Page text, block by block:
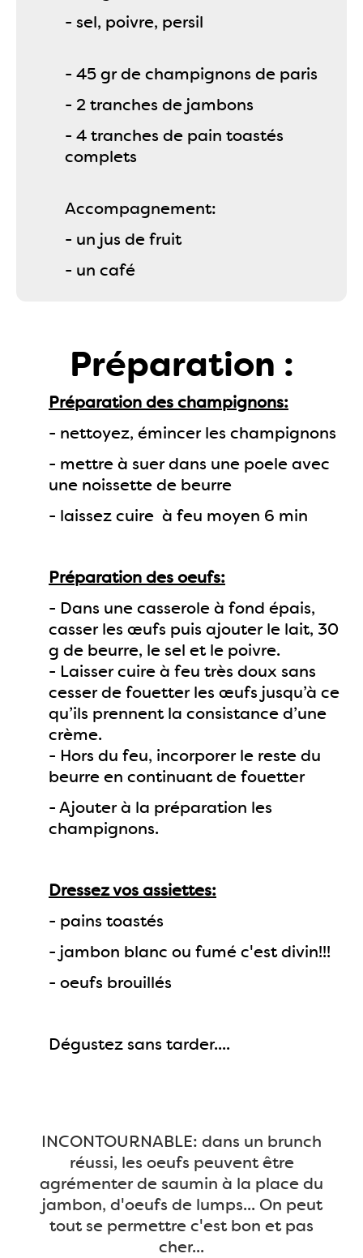
- sel, poivre, persil
- 45 gr de champignons de paris
- 2 tranches de jambons
- 4 tranches de pain toastés
complets
Accompagnement:
- un jus de fruit
- un café
Préparation :
Préparation des champignons:
- nettoyez, émincer les champignons
- mettre à suer dans une poele avec
une noissette de beurre
- laissez cuire à feu moyen 6 min
Préparation des oeufs:
- Dans une casserole à fond épais,
casser les œufs puis ajouter le lait, 30
g de beurre, le sel et le poivre.
- Laisser cuire à feu très doux sans
cesser de fouetter les œufs jusqu’à ce
qu’ils prennent la consistance d’une
crème.
- Hors du feu, incorporer le reste du
beurre en continuant de fouetter
- Ajouter à la préparation les
champignons.
Dressez vos assiettes:
- pains toastés
- jambon blanc ou fumé c'est divin!!!
- oeufs brouillés
Dégustez sans tarder....
INCONTOURNABLE: dans un brunch
réussi, les oeufs peuvent être
agrémenter de saumin à la place du
jambon, d'oeufs de lumps... On peut
tout se permettre c'est bon et pas
cher...